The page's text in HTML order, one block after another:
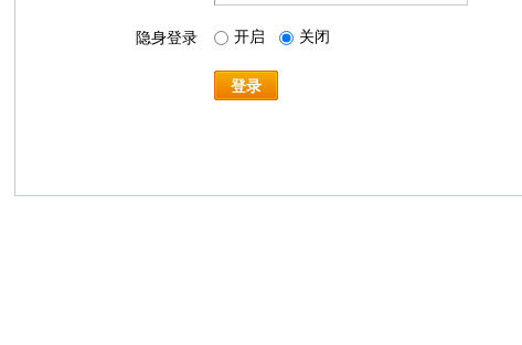
隐身登录 开启 关闭
登录